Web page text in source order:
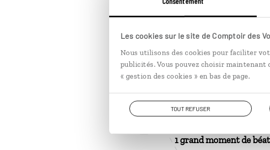
Les cookies sur le site de Comptoir des
Nous utilisons des cookies pour faciliter
publicités. Vous pouvez choisir maintenant
« gestion des cookies » en bas de page.
TOUT REFUSER
1
Constater en voiture
ceinture est en option...
1 grand moment de